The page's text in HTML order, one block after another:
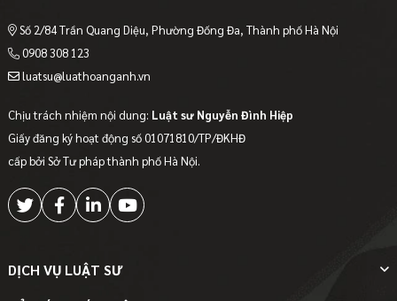
Số 2/84 Trần Quang Diệu, Phường Đống Đa, Thành phố Hà Nội
0908 308 123
luatsu@luathoanganh.vn
Chịu trách nhiệm nội dung: Luật sư Nguyễn Đình Hiệp
Giấy đăng ký hoạt động số 01071810/TP/ĐKHĐ
cấp bởi Sở Tư pháp thành phố Hà Nội.
DỊCH VỤ LUẬT SƯ